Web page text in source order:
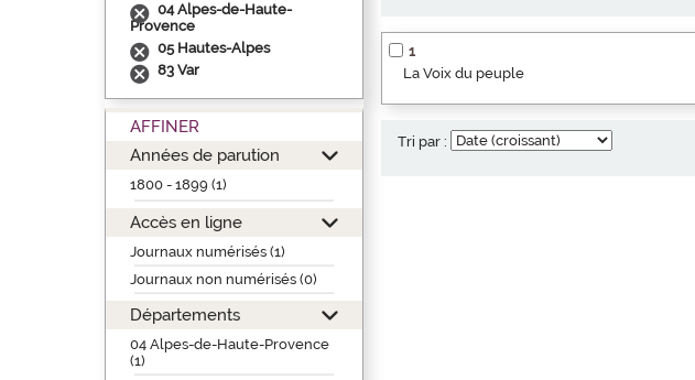
04 Alpes-de-Haute-
Provence
05 Hautes-Alpes
83 Var
AFFINER
Années de parution
1800 - 1899 (1)
Accès en ligne
Journaux numérisés (1)
Journaux non numérisés (0)
Départements
04 Alpes-de-Haute-Provence
(1)
1
La Voix du peuple
Tri par :